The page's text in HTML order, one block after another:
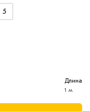
5
Длина
1 м